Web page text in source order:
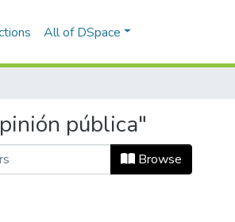
All of DSpace
pública"
Browse